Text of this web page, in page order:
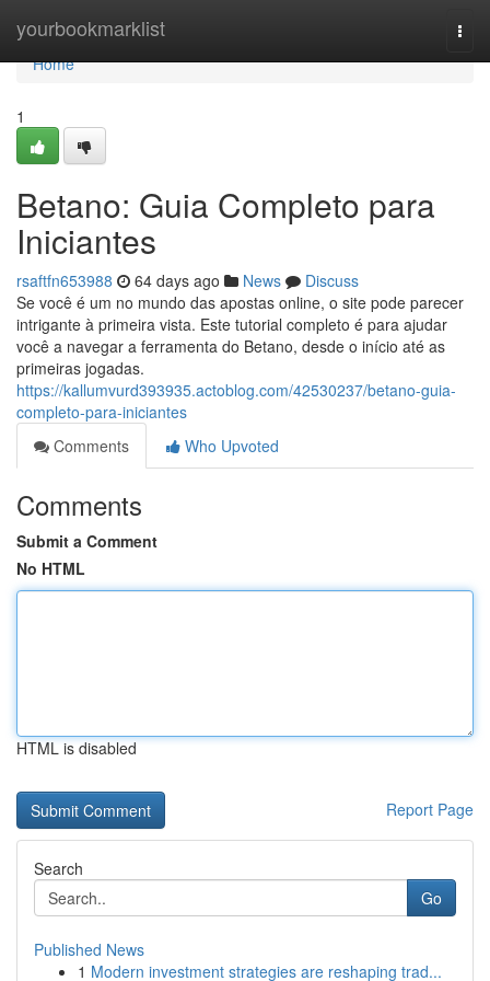
yourbookmarklist
Home
Home
1
Betano: Guia Completo para
Iniciantes
rsaftfn653988 64 days ago News
Discuss
Se você é um no mundo das apostas online, o site pode parecer
intrigante à primeira vista. Este tutorial completo é para ajudar
você a navegar a ferramenta do Betano, desde o início até as
primeiras jogadas.
https://kallumvurd393935.actoblog.com/42530237/betano-guia-
completo-para-iniciantes
Comments
Who Upvoted
Comments
Submit a Comment
No HTML
HTML is disabled
Report Page
Search
Go
Published News
1 Modern investment strategies are reshaping trad...